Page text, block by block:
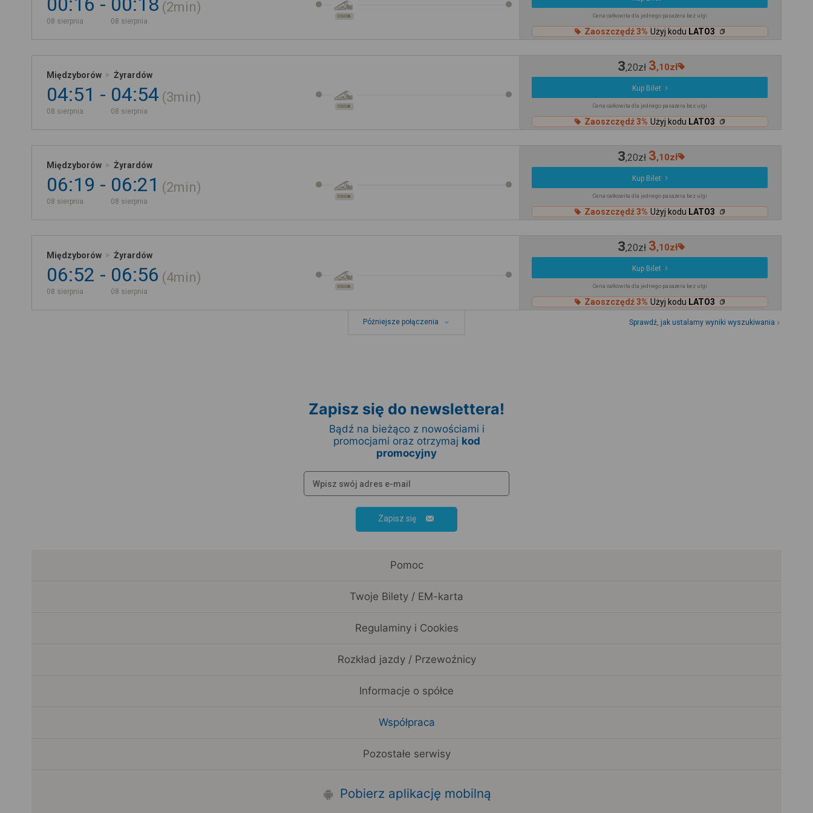
08 sierpnia 08 sierpnia
2min
OSOB. Cena całkowita dla jednego pasażera bez ulgi
Zaoszczędź 3% Użyj kodu LATO3
Międzyborów Żyrardów
04:51
08 sierpnia
04:54
08 sierpnia
3min
OSOB.
3,20zł 3,10zł
Kup Bilet
Cena całkowita dla jednego pasażera bez ulgi
Zaoszczędź 3% Użyj kodu LATO3
Międzyborów Żyrardów
06:19
08 sierpnia
06:21
08 sierpnia
2min
OSOB.
3,20zł 3,10zł
Kup Bilet
Cena całkowita dla jednego pasażera bez ulgi
Zaoszczędź 3% Użyj kodu LATO3
Międzyborów Żyrardów
06:52
08 sierpnia
06:56
08 sierpnia
4min
OSOB.
3,20zł 3,10zł
Kup Bilet
Cena całkowita dla jednego pasażera bez ulgi
Zaoszczędź 3% Użyj kodu LATO3
Późniejsze połączenia Sprawdź, jak ustalamy wyniki wyszukiwania
Zapisz się do newslettera!
Bądź na bieżąco z nowościami i
promocjami oraz otrzymaj kod
promocyjny
Zapisz się
Pomoc
Twoje Bilety / EM-karta
Regulaminy i Cookies
Rozkład jazdy / Przewoźnicy
Informacje o spółce
Współpraca
Pozostałe serwisy
Pobierz aplikację mobilną